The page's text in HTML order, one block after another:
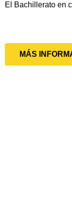
El Bachillerato en
MÁS